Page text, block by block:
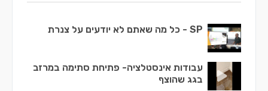
SP - כל מה שאתם לא יודעים על צנרת
עבודות אינסטלציה- פתיחת סתימה במרזב
בגג שהוצף